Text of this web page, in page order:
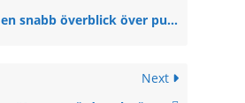
över publiciteten av vår organisation eller ett ämne?
Next